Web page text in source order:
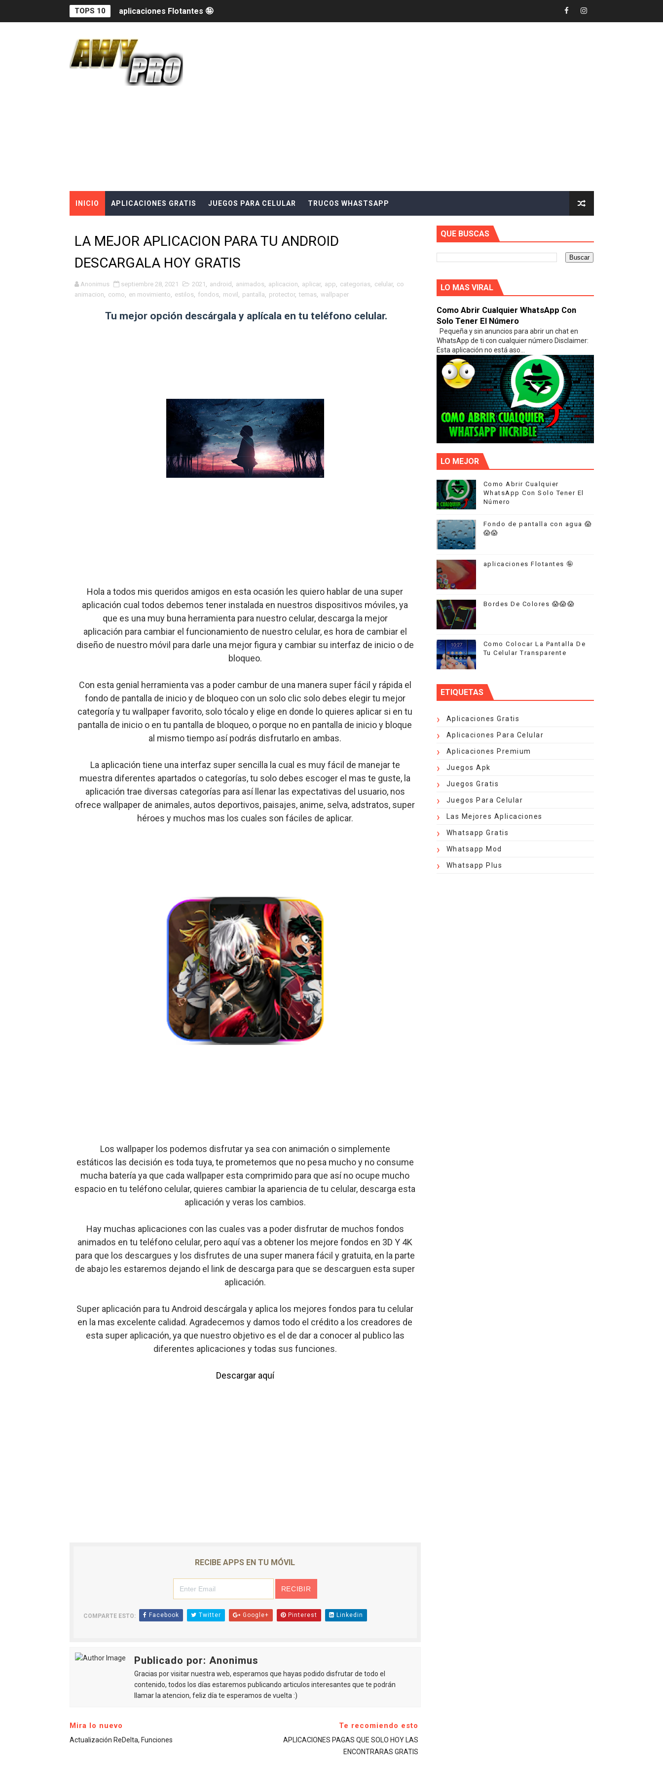
TOPS 10 aplicaciones Flotantes 🤪
Bordes De Colores 😱😱😱
Como Colocar La Pantalla De Tu Celular Transparente
COMO CONVERTIR MI CELULAR EN UN NOKIA
Fondos de pantalla 4d
🥺❤️Personaliza tu celular bonito 😍🥰✨
Bloqueo Por Cierre 🤩🤩
Mascotita Virtual
Como Compartir La pantalla De Tu Celular al televisor 🤩🤩
Notificaciones Bonitas 😍😍😍🌹
Convierte Tu Android En Un iPhone 😱😱
INICIO APLICACIONES GRATIS JUEGOS PARA CELULAR TRUCOS WHASTSAPP
LA MEJOR APLICACION PARA TU ANDROID
DESCARGALA HOY GRATIS
Anonimus septiembre 28, 2021 2021 , android , animados, aplicacion, aplicar, app, categorias, celular, co
animacion, como, en movimiento, estilos, fondos, movil , pantalla, protector, temas, wallpaper
Tu mejor opción descárgala y aplícala en tu teléfono celular.
Hola a todos mis queridos amigos en esta ocasión les quiero hablar de una super
aplicación cual todos debemos tener instalada en nuestros dispositivos móviles, ya
que es una muy buna herramienta para nuestro celular, descarga la mejor
aplicación para cambiar el funcionamiento de nuestro celular, es hora de cambiar el
diseño de nuestro móvil para darle una mejor figura y cambiar su interfaz de inicio o de
bloqueo.
Con esta genial herramienta vas a poder cambur de una manera super fácil y rápida el
fondo de pantalla de inicio y de bloqueo con un solo clic solo debes elegir tu mejor
categoría y tu wallpaper favorito, solo tócalo y elige en donde lo quieres aplicar si en tu
pantalla de inicio o en tu pantalla de bloqueo, o porque no en pantalla de inicio y bloque
al mismo tiempo así podrás disfrutarlo en ambas.
La aplicación tiene una interfaz super sencilla la cual es muy fácil de manejar te
muestra diferentes apartados o categorías, tu solo debes escoger el mas te guste, la
aplicación trae diversas categorías para así llenar las expectativas del usuario, nos
ofrece wallpaper de animales, autos deportivos, paisajes, anime, selva, adstratos, super
héroes y muchos mas los cuales son fáciles de aplicar.
Los wallpaper los podemos disfrutar ya sea con animación o simplemente
estáticos las decisión es toda tuya, te prometemos que no pesa mucho y no consume
mucha batería ya que cada wallpaper esta comprimido para que así no ocupe mucho
espacio en tu teléfono celular, quieres cambiar la apariencia de tu celular, descarga esta
aplicación y veras los cambios.
Hay muchas aplicaciones con las cuales vas a poder disfrutar de muchos fondos
animados en tu teléfono celular, pero aquí vas a obtener los mejore fondos en 3D Y 4K
para que los descargues y los disfrutes de una super manera fácil y gratuita, en la parte
de abajo les estaremos dejando el link de descarga para que se descarguen esta super
aplicación.
Super aplicación para tu Android descárgala y aplica los mejores fondos para tu celular
en la mas excelente calidad. Agradecemos y damos todo el crédito a los creadores de
esta super aplicación, ya que nuestro objetivo es el de dar a conocer al publico las
diferentes aplicaciones y todas sus funciones.
Descargar aquí
RECIBE APPS EN TU MÓVIL
COMPARTE ESTO: Facebook Twitter Google+ Pinterest Linkedin
Publicado por: Anonimus
Gracias por visitar nuestra web, esperamos que hayas podido disfrutar de todo el
contenido, todos los días estaremos publicando articulos interesantes que te podrán
llamar la atencion, feliz día te esperamos de vuelta :)
Mira lo nuevo
Actualización ReDelta, Funciones
Te recomiendo esto
APLICACIONES PAGAS QUE SOLO HOY LAS
ENCONTRARAS GRATIS
QUE BUSCAS
LO MAS VIRAL
Como Abrir Cualquier WhatsApp Con
Solo Tener El Número
Pequeña y sin anuncios para abrir un chat en
WhatsApp de ti con cualquier número Disclaimer:
Esta aplicación no está aso...
LO MEJOR
Como Abrir Cualquier
WhatsApp Con Solo Tener El
Número
Fondo de pantalla con agua 😱
😱😱
aplicaciones Flotantes 🤪
Bordes De Colores 😱😱😱
Como Colocar La Pantalla De
Tu Celular Transparente
ETIQUETAS
Aplicaciones Gratis
Aplicaciones Para Celular
Aplicaciones Premium
Juegos Apk
Juegos Gratis
Juegos Para Celular
Las Mejores Aplicaciones
Whatsapp Gratis
Whatsapp Mod
Whatsapp Plus